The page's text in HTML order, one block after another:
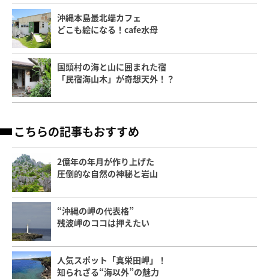
沖縄本島最北端カフェ
どこも絵になる！cafe水母
国頭村の海と山に囲まれた宿
「民宿海山木」が奇想天外！？
こちらの記事もおすすめ
2億年の年月が作り上げた
圧倒的な自然の神秘と岩山
“沖縄の岬の代表格”
残波岬のココは押えたい
人気スポット「真栄田岬」！
知られざる“海以外”の魅力